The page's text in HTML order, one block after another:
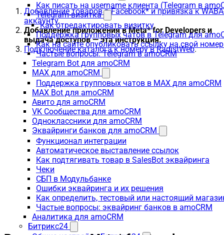
Как писать на username клиента (Telegram в
Telegram-визитка
Как отредактировать визитку
Поддержка групповых чатов в Telegram для
Как на сайте опубликовать ссылку на свой
Частые вопросы: Telegram в amoCRM
Telegram Bot для amoCRM
MAX для amoCRM
Поддержка групповых чатов в MAX для amoCRM
MAX Bot для amoCRM
Авито для amoCRM
VK Сообщества для amoCRM
Одноклассники для amoCRM
Эквайринги банков для amoCRM
Функционал интеграции
Автоматическое выставление ссылок
Как подтягивать товар в SalesBot эквайринга
Чеки
СБП в Модульбанке
Ошибки эквайринга и их решения
Как определить, тестовый или настоящий
Частые вопросы: эквайринг банков в amoCRM
Аналитика для amoCRM
Битрикс24
Добавление товаров в Facebook* и привязка к
аккаунту.
Добавление приложения в Meta* for Developers и
выдача доступов — эта инструкция.
Подключение каталога к номеру в RadistWeb.